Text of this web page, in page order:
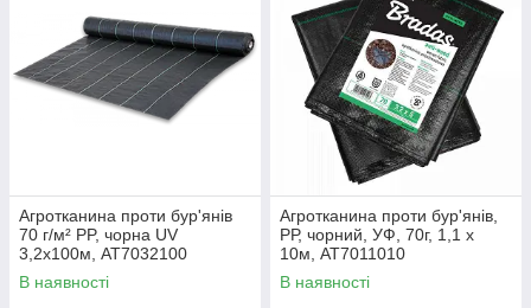
Агротканина проти бур'янів
70 г/м² PP, чорна UV
3,2х100м, AT7032100
В наявності
Агротканина проти бур'янів,
РР, чорний, УФ, 70г, 1,1 х
10м, AT7011010
В наявності